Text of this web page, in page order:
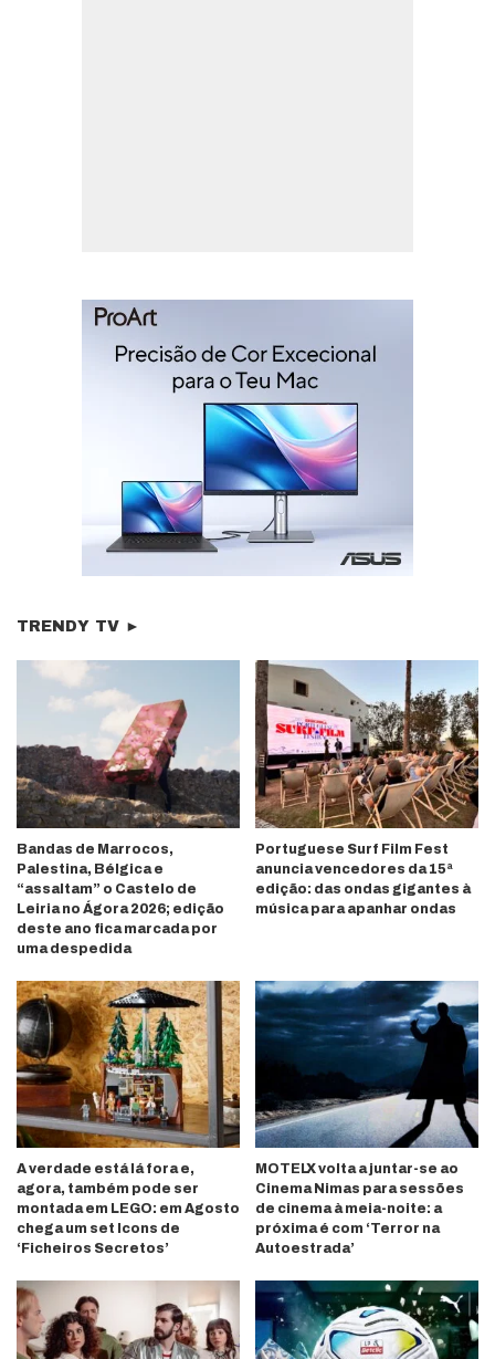
TRENDY TV ►
Bandas de Marrocos,
Palestina, Bélgica e
“assaltam” o Castelo de
Leiria no Ágora 2026; edição
deste ano fica marcada por
uma despedida
Portuguese Surf Film Fest
anuncia vencedores da 15ª
edição: das ondas gigantes à
música para apanhar ondas
A verdade está lá fora e,
agora, também pode ser
montada em LEGO: em Agosto
chega um set Icons de
‘Ficheiros Secretos’
MOTELX volta a juntar-se ao
Cinema Nimas para sessões
de cinema à meia-noite: a
próxima é com ‘Terror na
Autoestrada’